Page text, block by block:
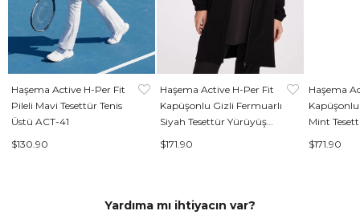
Haşema Active H-Per Fit
Pileli Mavi Tesettür Tenis
Üstü ACT-41
$130.90
Haşema Active H-Per Fit
Kapüşonlu Gizli Fermuarlı
Siyah Tesettür Yürüyüş
Ceketi ACT-39
$171.90
Haşema
Mint
Ceketi
$171.90
Yardıma mı ihtiyacın var?